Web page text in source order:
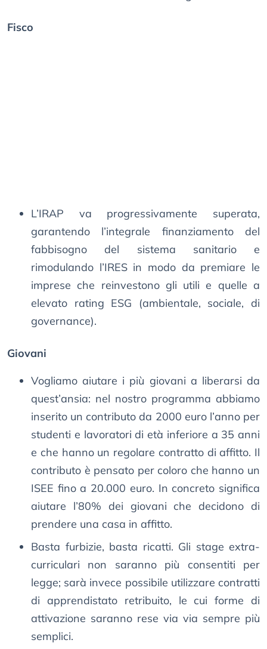
Fisco
L’IRAP va progressivamente superata,
garantendo l’integrale finanziamento del
fabbisogno del sistema sanitario e
rimodulando l’IRES in modo da premiare le
imprese che reinvestono gli utili e quelle a
elevato rating ESG (ambientale, sociale, di
governance).
Giovani
Vogliamo aiutare i più giovani a liberarsi da
quest’ansia: nel nostro programma abbiamo
inserito un contributo da 2000 euro l’anno per
studenti e lavoratori di età inferiore a 35 anni
e che hanno un regolare contratto di affitto. Il
contributo è pensato per coloro che hanno un
ISEE fino a 20.000 euro. In concreto significa
aiutare l’80% dei giovani che decidono di
prendere una casa in affitto.
Basta furbizie, basta ricatti. Gli stage extra-
curriculari non saranno più consentiti per
legge; sarà invece possibile utilizzare contratti
di apprendistato retribuito, le cui forme di
attivazione saranno rese via via sempre più
semplici.